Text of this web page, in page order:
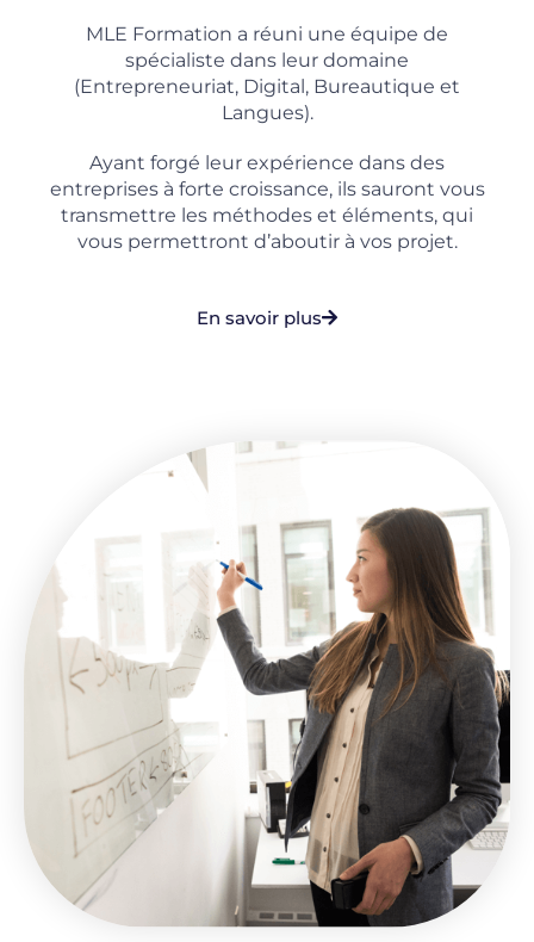
MLE Formation a réuni une équipe de
spécialiste dans leur domaine
(Entrepreneuriat, Digital, Bureautique et
Langues).
Ayant forgé leur expérience dans des
entreprises à forte croissance, ils sauront vous
transmettre les méthodes et éléments, qui
vous permettront d’aboutir à vos projet.
En savoir plus